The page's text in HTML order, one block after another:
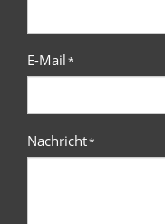
E-Mail*
Nachricht*